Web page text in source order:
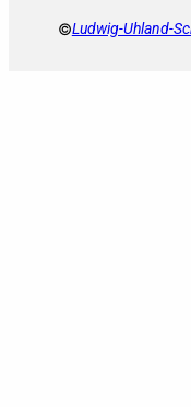
©Ludwig-Uhland-